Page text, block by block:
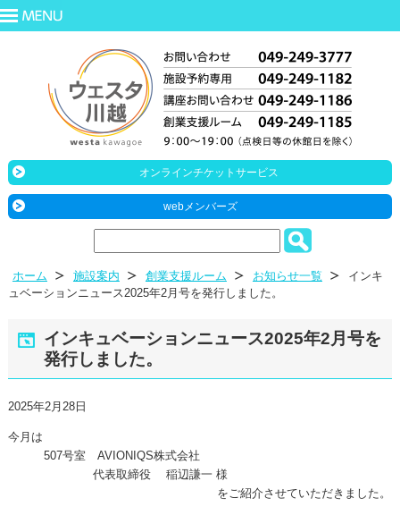
オンラインチケットサービス
webメンバーズ
ホーム 施設案内 創業支援ルーム お知らせ一覧
インキ
ュベーションニュース2025年2月号を発行しました。
インキュベーションニュース2025年2月号を
発行しました。
2025年2月28日
今月は
507号室 AVIONIQS株式会社
代表取締役 稲辺謙一 様
をご紹介させていただきました。